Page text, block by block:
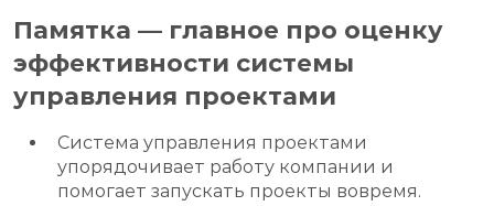
Памятка — главное про оценку
эффективности системы
управления проектами
Система управления проектами
упорядочивает работу компании и
помогает запускать проекты вовремя.